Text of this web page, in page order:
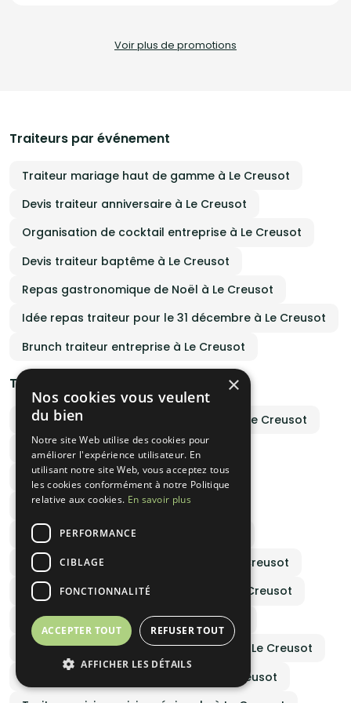
Voir plus de promotions
Traiteurs par événement
Traiteur mariage haut de gamme à Le Creusot
Devis traiteur anniversaire à Le Creusot
Organisation de cocktail entreprise à Le Creusot
Devis traiteur baptême à Le Creusot
Repas gastronomique de Noël à Le Creusot
Idée repas traiteur pour le 31 décembre à Le Creusot
Brunch traiteur entreprise à Le Creusot
Traiteurs par spécialités culinaires
Pizzas et pâtes par un traiteur italien à Le Creusot
Traiteur halal tarif à Le Creusot
Menu casher original à Le Creusot
Devis traiteur africain à Le Creusot
Traiteur libanais mariage à Le Creusot
Spécialités antillaises à emporter à Le Creusot
Traiteur vegetarien autour de moi à Le Creusot
Traiteur vegan à domicile à Le Creusot
Traiteur cuisine barbecue et grillades à Le Creusot
Traiteur cuisine gastronomique à Le Creusot
×
Nos cookies vous veulent
du bien
Notre site Web utilise des cookies pour
améliorer l'expérience utilisateur. En
utilisant notre site Web, vous acceptez tous
les cookies conformément à notre Politique
relative aux cookies. En savoir plus
PERFORMANCE
CIBLAGE
FONCTIONNALITÉ
ACCEPTER TOUT REFUSER TOUT
AFFICHER LES DÉTAILS